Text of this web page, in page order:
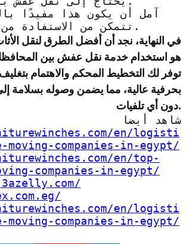
آمل أن يكون هذا مفيدًا
تتمكن من الاستفادة من هذه الشهادة.
في النهاية، نجد أن أفضل الطرق لنقل
هو استخدام خدمة نقل عفش بين
توفر لك التخطيط المحكم والاهتمام بتغليف
بحرفية عالية، مما يضمن وصوله بسلامة
دون أي تلفيات.
شاهد أيضا
en/logisti
companies-in-egypt/
en/top-
companies-in-egypt/
en/logisti
companies-in-egypt/